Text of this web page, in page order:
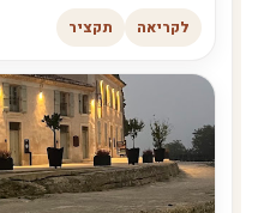
לקריאה תקציר